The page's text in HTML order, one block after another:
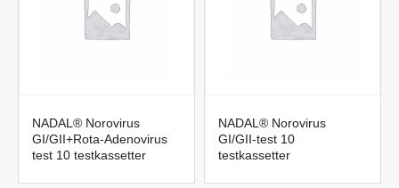
NADAL® Norovirus
GI/GII+Rota-Adenovirus
test 10 testkassetter
NADAL® Norovirus
GI/GII-test 10
testkassetter